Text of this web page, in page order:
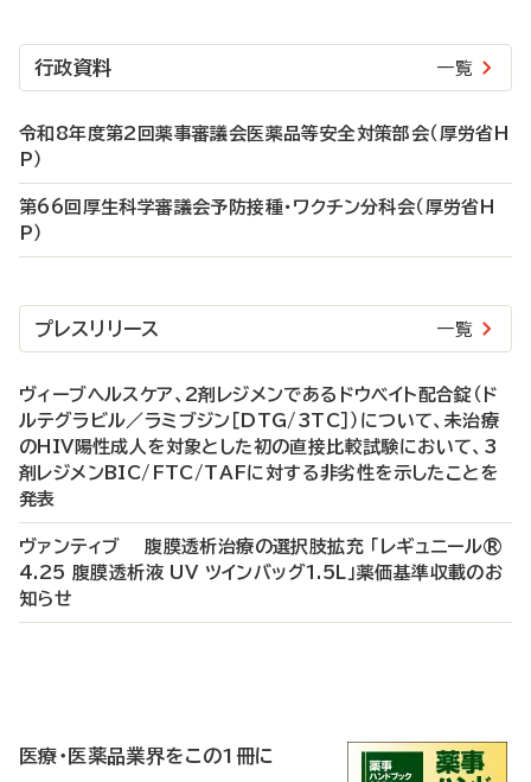
行政資料 一覧
令和8年度第2回薬事審議会医薬品等安全対策部会（厚労省H
P）
第66回厚生科学審議会予防接種・ワクチン分科会（厚労省H
P）
プレスリリース 一覧
ヴィーブヘルスケア、2剤レジメンであるドウベイト配合錠（ド
ルテグラビル／ラミブジン［DTG/3TC］）について、未治療
のHIV陽性成人を対象とした初の直接比較試験において、3
剤レジメンBIC/FTC/TAFに対する非劣性を示したことを
発表
ヴァンティブ 腹膜透析治療の選択肢拡充 「レギュニール®
4.25 腹膜透析液 UV ツインバッグ1.5L」薬価基準収載のお
知らせ
医療・医薬品業界をこの1冊に